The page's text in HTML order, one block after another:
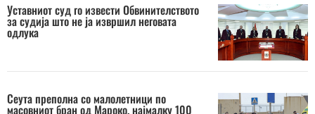
Уставниот суд го извести Обвинителството
за судија што не ја извршил неговата
одлука
Сеута преполна со малолетници по
масовниот бран од Мароко, најмалку 100